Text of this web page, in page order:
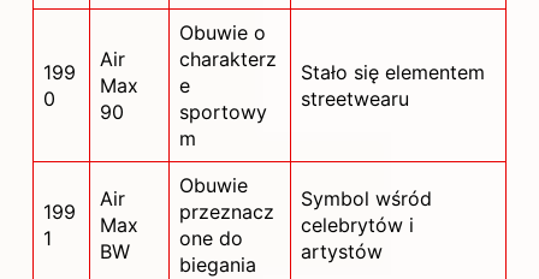
199
0
Air
Max
90
Obuwie o
charakterz
e
sportowy
m
Stało się elementem
streetwearu
199
1
Air
Max
BW
Obuwie
przeznacz
one do
biegania
Symbol wśród
celebrytów i
artystów